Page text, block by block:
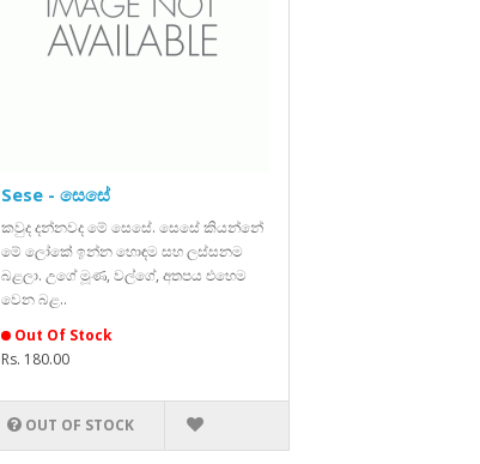
Sese - සෙසේ
කවුද දන්නවද මේ සෙසේ. සෙසේ කියන්නේ
මේ ලෝකේ ඉන්න හොඳම සහ ලස්සනම
බළලා. උගේ මූණ, වල්ගේ, අතපය එහෙම
වෙන බළ..
Out Of Stock
Rs. 180.00
OUT OF STOCK